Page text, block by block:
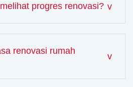
progres renovasi?
renovasi rumah